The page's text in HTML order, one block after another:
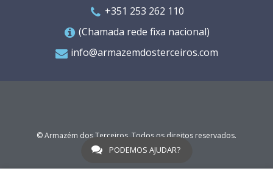
+351 253 262 110
(Chamada rede fixa nacional)
info@armazemdosterceiros.com
© Armazém dos Terceiros. Todos os direitos reservados.
WGO
PODEMOS AJUDAR?